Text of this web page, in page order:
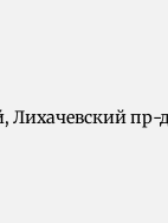
Лихачевский пр-